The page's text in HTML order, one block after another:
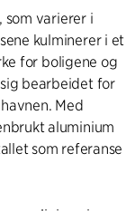
som varierer i
kulminerer i et
for boligene og
bearbeidet for
Med
aluminium
som referanse